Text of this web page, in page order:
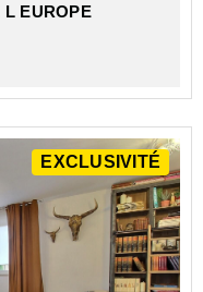
L EUROPE
EXCLUSIVITÉ